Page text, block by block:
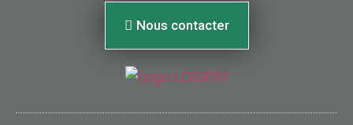
Nous contacter